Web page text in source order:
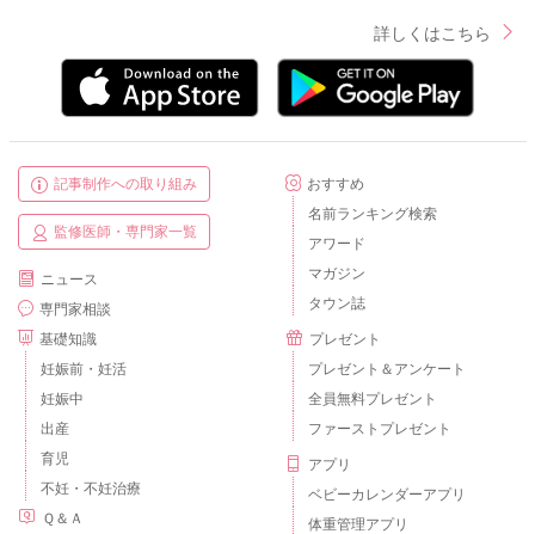
詳しくはこちら
記事制作への取り組み
監修医師・専門家一覧
ニュース
専門家相談
基礎知識
妊娠前・妊活
妊娠中
出産
育児
不妊・不妊治療
Ｑ＆Ａ
おすすめ
名前ランキング検索
アワード
マガジン
タウン誌
プレゼント
プレゼント＆アンケート
全員無料プレゼント
ファーストプレゼント
アプリ
ベビーカレンダーアプリ
体重管理アプリ